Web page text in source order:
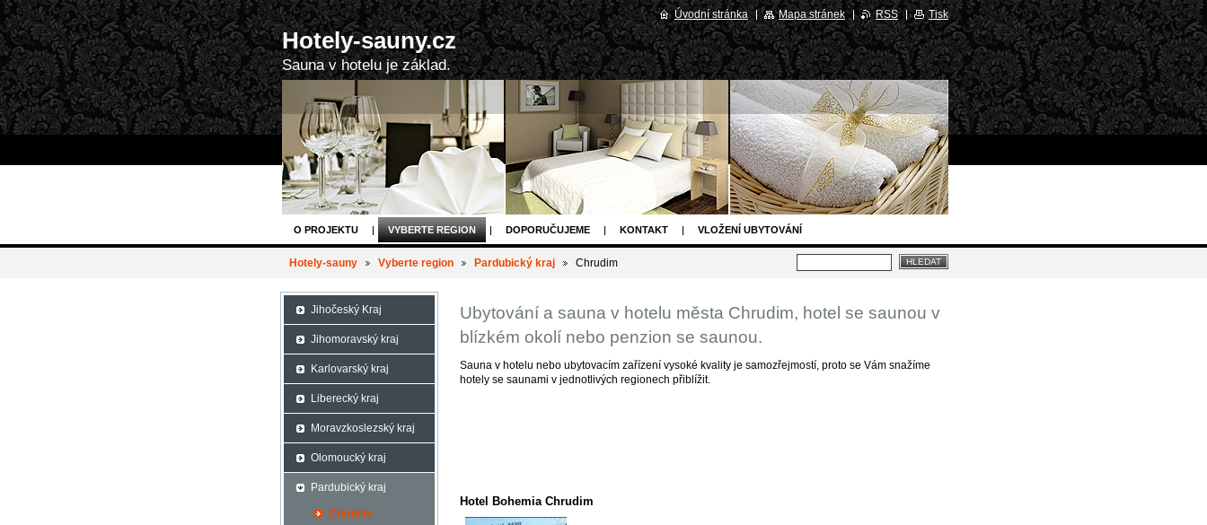
Hotely-sauny.cz
Sauna v hotelu je základ.
O PROJEKTU VYBERTE REGION DOPORUČUJEME KONTAKT VLOŽENÍ UBYTOVÁNÍ
Hotely-sauny Vyberte region Pardubický kraj Chrudim
Ubytování a sauna v hotelu města Chrudim, hotel se saunou v
blízkém okolí nebo penzion se saunou.
Sauna v hotelu nebo ubytovacím zařízení vysoké kvality je samozřejmostí, proto se Vám snažíme
hotely se saunami v jednotlivých regionech přiblížit.
Hotel Bohemia Chrudim
Jihočeský Kraj
Jihomoravský kraj
Karlovarský kraj
Liberecký kraj
Moravzkoslezský kraj
Olomoucký kraj
Pardubický kraj
Chrudim
Úvodní stránka Mapa stránek RSS Tisk